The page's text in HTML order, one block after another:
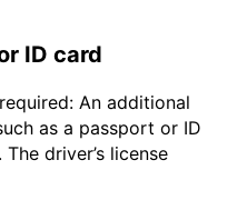
ID card
An additional
as a passport or ID
driver’s license